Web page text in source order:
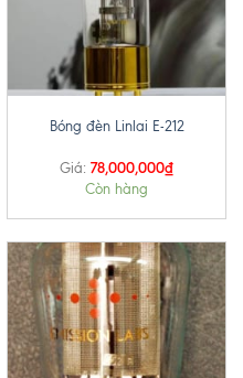
Bóng đèn Linlai E-212
Giá: 78,000,000₫
Còn hàng